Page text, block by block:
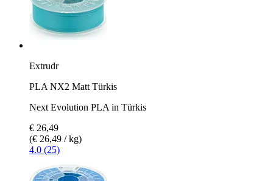
Extrudr
PLA NX2 Matt Türkis
Next Evolution PLA in Türkis
€ 26,49
(€ 26,49 / kg)
4.0 (25)